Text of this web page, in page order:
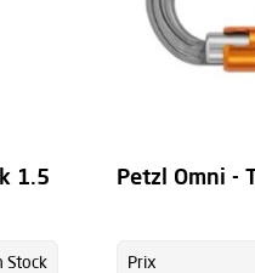
1.5
Stock
Petzl Omni -
Prix